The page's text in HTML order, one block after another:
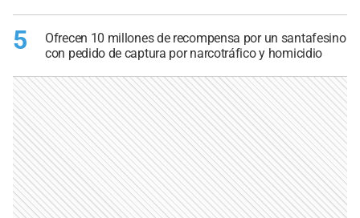
5
Ofrecen 10 millones de recompensa por un santafesino
con pedido de captura por narcotráfico y homicidio